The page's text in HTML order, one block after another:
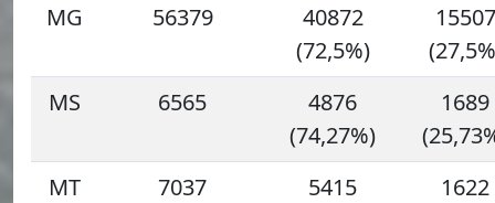
MG
56379
40872
(72,5%)
15507
MS
6565
4876
(74,27%)
1689
MT
7037
5415
1622